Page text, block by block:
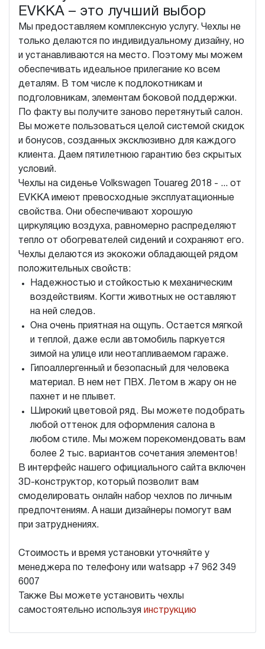
EVKKA – это лучший выбор
Мы предоставляем комплексную услугу. Чехлы не
только делаются по индивидуальному дизайну, но
и устанавливаются на место. Поэтому мы можем
обеспечивать идеальное прилегание ко всем
деталям. В том числе к подлокотникам и
подголовникам, элементам боковой поддержки.
По факту вы получите заново перетянутый салон.
Вы можете пользоваться целой системой скидок
и бонусов, созданных эксклюзивно для каждого
клиента. Даем пятилетнюю гарантию без скрытых
условий.
Чехлы на сиденье Volkswagen Touareg 2018 - ... от
EVKKA имеют превосходные эксплуатационные
свойства. Они обеспечивают хорошую
циркуляцию воздуха, равномерно распределяют
тепло от обогревателей сидений и сохраняют его.
Чехлы делаются из экокожи обладающей рядом
положительных свойств:
Надежностью и стойкостью к механическим
воздействиям. Когти животных не оставляют
на ней следов.
Она очень приятная на ощупь. Остается мягкой
и теплой, даже если автомобиль паркуется
зимой на улице или неотапливаемом гараже.
Гипоаллергенный и безопасный для человека
материал. В нем нет ПВХ. Летом в жару он не
пахнет и не плывет.
Широкий цветовой ряд. Вы можете подобрать
любой оттенок для оформления салона в
любом стиле. Мы можем порекомендовать вам
более 2 тыс. вариантов сочетания элементов!
В интерфейс нашего официального сайта включен
3D-конструктор, который позволит вам
смоделировать онлайн набор чехлов по личным
предпочтениям. А наши дизайнеры помогут вам
при затруднениях.
Стоимость и время установки уточняйте у
менеджера по телефону или watsapp +7 962 349
6007
Также Вы можете установить чехлы
самостоятельно используя инструкцию